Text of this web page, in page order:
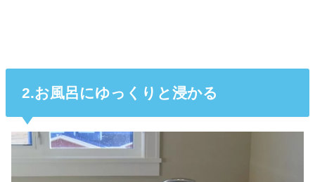
2.お風呂にゆっくりと浸かる